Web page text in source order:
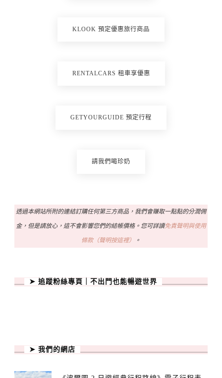
KLOOK 預定優惠旅行商品
RENTALCARS 租車享優惠
GETYOURGUIDE 預定行程
請我們喝珍奶
透過本網站所附的連結訂購任何第三方商品，我們會賺取一點點的分潤佣
金，但是請放心，這不會影響您們的結帳價格。您可詳讀免責聲明與使用
條款（聲明按這裡） 。
➤ 追蹤粉絲專頁｜不出門也能暢遊世界
➤ 我們的網店